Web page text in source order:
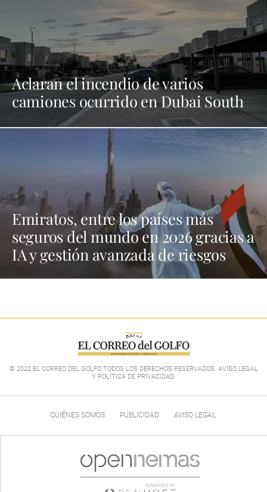
Aclaran el incendio de varios
camiones ocurrido en Dubai South
Emiratos, entre los países más
seguros del mundo en 2026 gracias a
IA y gestión avanzada de riesgos
© 2022 EL CORREO DEL GOLFO TODOS LOS DERECHOS RESERVADOS. AVISO LEGAL
Y POLÍTICA DE PRIVACIDAD.
QUIÉNES SOMOS PUBLICIDAD AVISO LEGAL